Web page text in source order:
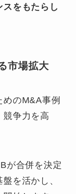
をもたらし
市場拡大
のM&A事例
競争力を高
が合併を決定
を活かし、